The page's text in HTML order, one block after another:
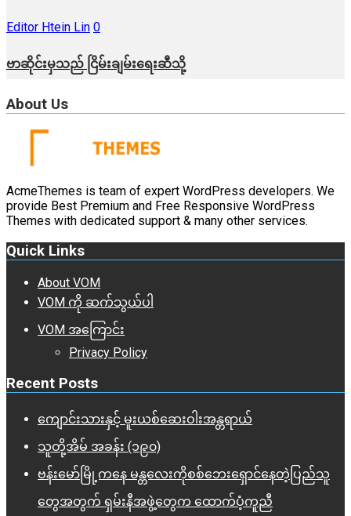
Editor Htein Lin 0
ဗာဆိုင်းမှသည် ငြိမ်းချမ်းရေးဆီသို့
About Us
AcmeThemes is team of expert WordPress developers. We
provide Best Premium and Free Responsive WordPress
Themes with dedicated support & many other services.
Quick Links
About VOM
VOM ကို ဆက်သွယ်ပါ
VOM အကြောင်း
Privacy Policy
Recent Posts
ကျောင်းသားနှင့် မူးယစ်ဆေးဝါးအန္တရာယ်
သူတို့အိမ် အခန်း (၁၉၀)
ဗန်းမော်မြို့ကနေ မန္တလေးကိုစစ်ဘေးရှောင်နေတဲ့ပြည်သူ
တွေအတွက် ရှမ်းနီအဖွဲ့တွေက ထောက်ပံ့ကူညီ